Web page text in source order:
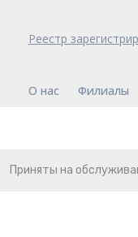
Реестр
О нас Филиалы
Приняты на